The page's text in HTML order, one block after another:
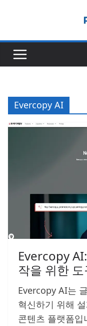
Evercopy AI
Evercopy
작을 위한 도
Evercopy AI는
혁신하기 위해
콘텐츠 플랫폼